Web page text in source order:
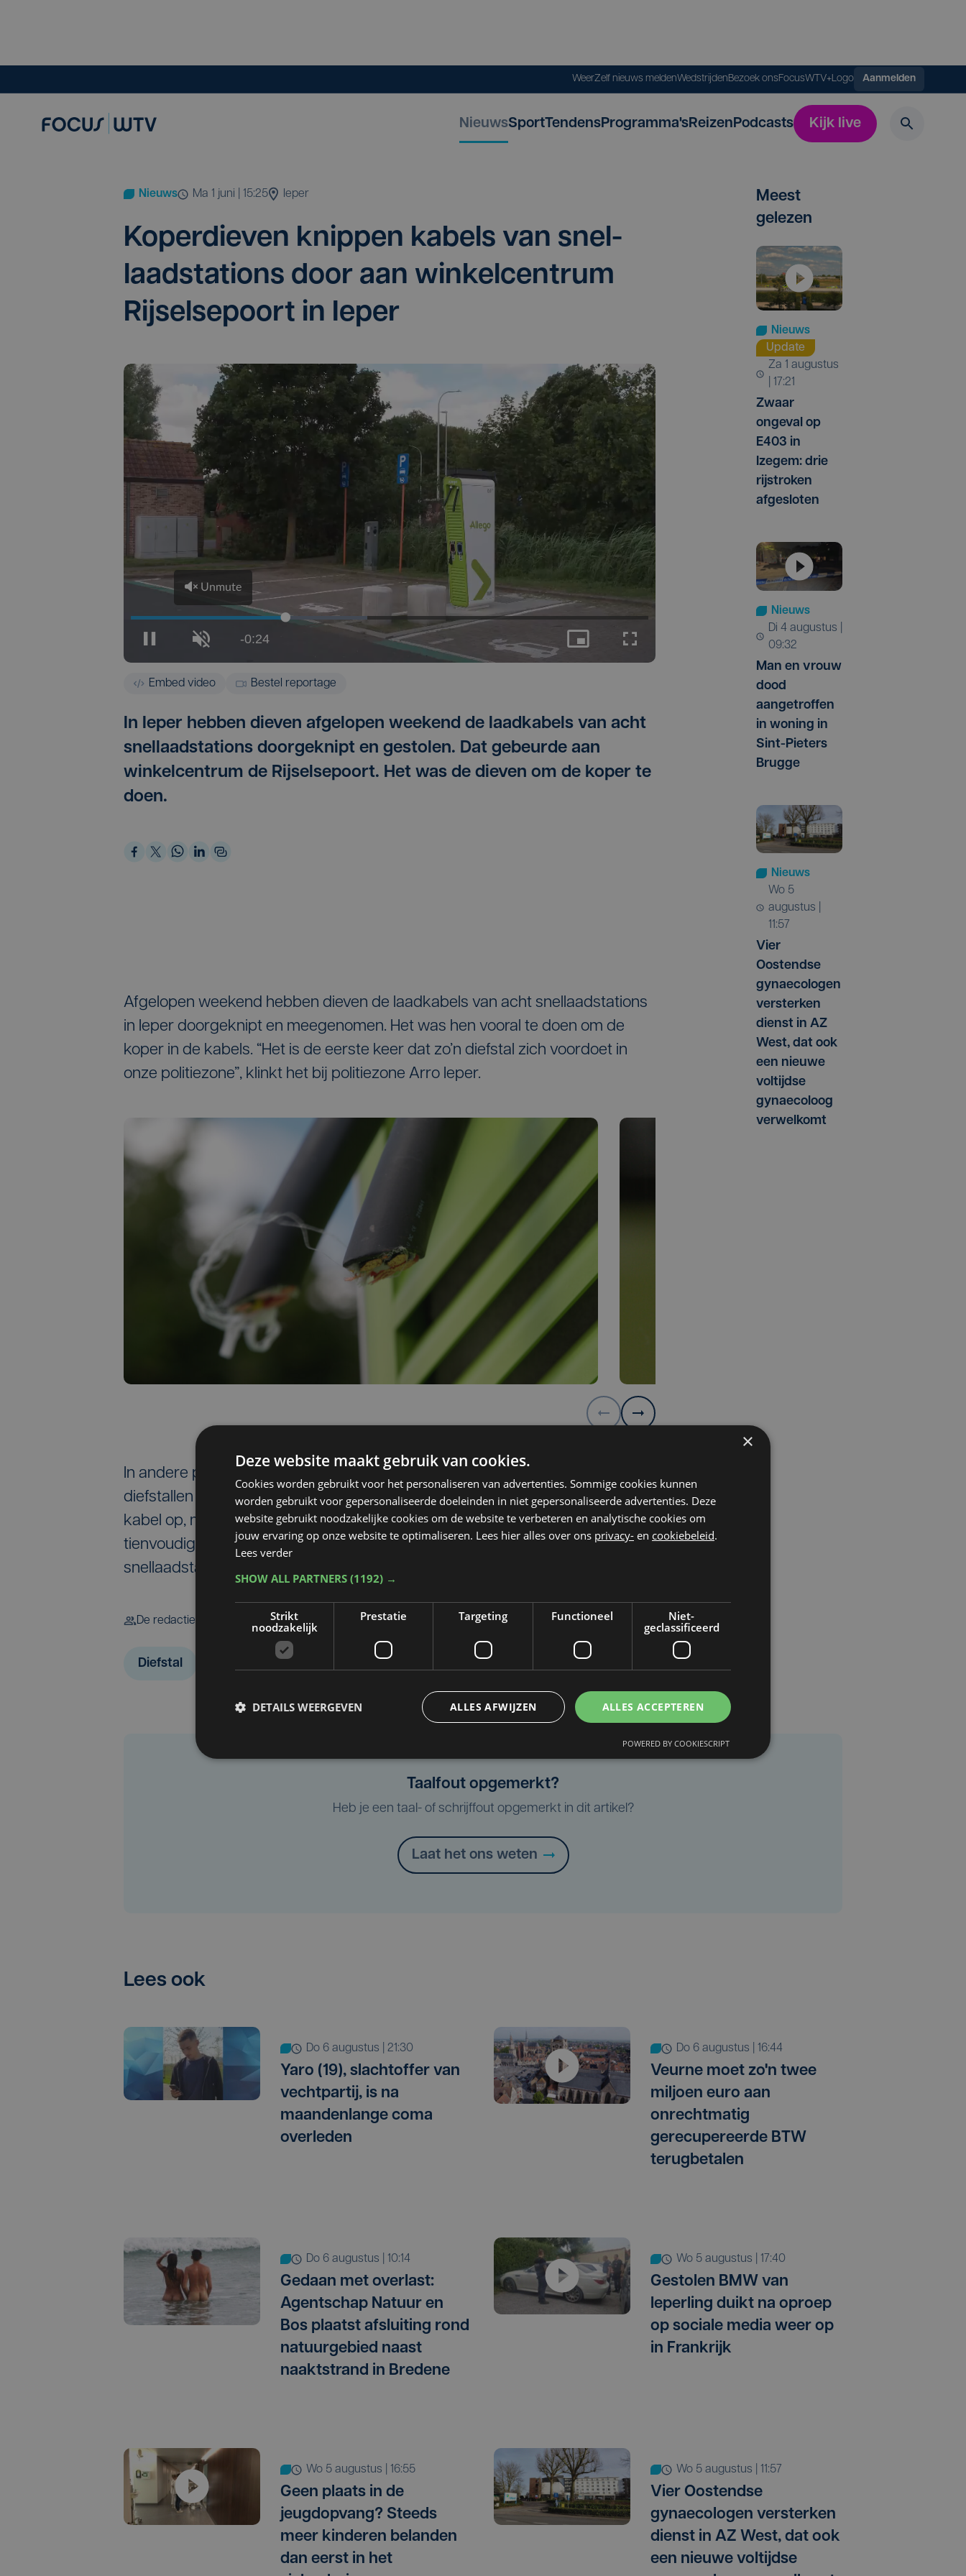
WeerZelf nieuws meldenWedstrijdenBezoek onsFocusWTV+Logo Aanmelden
NieuwsSportTendensProgramma'sReizenPodcasts Kijk live
Nieuws ma 1 juni | 15:25 Ieper
Koper­die­ven knip­pen kabels van snel­
laad­sta­ti­ons door aan win­kel­cen­trum
Rij­sels­epoort in Ieper
Embed video Bestel reportage
In Ieper hebben dieven afgelopen weekend de laadkabels van acht
snellaadstations doorgeknipt en gestolen. Dat gebeurde aan
winkelcentrum de Rijselsepoort. Het was de dieven om de koper te
doen.
Afgelopen weekend hebben dieven de laadkabels van acht snellaadstations
in Ieper doorgeknipt en meegenomen. Het was hen vooral te doen om de
koper in de kabels. “Het is de eerste keer dat zo’n diefstal zich voordoet in
onze politiezone”, klinkt het bij politiezone Arro Ieper.
In andere politiezones en net over de Franse grens kwamen gelijkaardige
diefstallen al vaker voor. Het koper brengt naar schatting zo’n 100 euro per
kabel op, maar voor de uitbaters lopen de kosten op tot minstens het
tienvoudige. Door de diefstal kunnen gebruikers voorlopig niet terecht aan de
snellaadstations bij winkelcentrum de Rijselsepoort in Ieper.
De redactie
Diefstal
Meest
gelezen
Nieuws
Update
za 1 augustus
| 17:21
Zwaar
ongeval op
E403 in
Izegem: drie
rijstroken
afgesloten
Nieuws
di 4 augustus |
09:32
Man en vrouw
dood
aangetroffen
in woning in
Sint-Pieters
Brugge
Nieuws
wo 5
augustus |
11:57
Vier
Oostendse
gynaecologen
versterken
dienst in AZ
West, dat ook
een nieuwe
voltijdse
gynaecoloog
verwelkomt
Taalfout opgemerkt?
Heb je een taal- of schrijffout opgemerkt in dit artikel?
Laat het ons weten
Lees ook
do 6 augustus | 21:30
Yaro (19), slachtoffer van
vechtpartij, is na
maandenlange coma
overleden
do 6 augustus | 16:44
Veurne moet zo'n twee
miljoen euro aan
onrechtmatig
gerecupereerde BTW
terugbetalen
do 6 augustus | 10:14
Gedaan met overlast:
Agentschap Natuur en
Bos plaatst afsluiting rond
natuurgebied naast
naaktstrand in Bredene
wo 5 augustus | 17:40
Gestolen BMW van
Ieperling duikt na oproep
op sociale media weer op
in Frankrijk
wo 5 augustus | 16:55
Geen plaats in de
jeugdopvang? Steeds
meer kinderen belanden
dan eerst in het
wo 5 augustus | 11:57
Vier Oostendse
gynaecologen versterken
dienst in AZ West, dat ook
een nieuwe voltijdse
×
Deze website maakt gebruik van cookies.
Cookies worden gebruikt voor het personaliseren van advertenties. Sommige cookies kunnen
worden gebruikt voor gepersonaliseerde doeleinden in niet gepersonaliseerde advertenties. Deze
website gebruikt noodzakelijke cookies om de website te verbeteren en analytische cookies om
jouw ervaring op onze website te optimaliseren. Lees hier alles over ons privacy- en cookiebeleid.
Lees verder
SHOW ALL PARTNERS (1192) →
Strikt
noodzakelijk
Prestatie Targeting Functioneel
Niet-
geclassificeerd
ALLES ACCEPTEREN
ALLES AFWIJZEN
DETAILS WEERGEVEN
POWERED BY COOKIESCRIPT